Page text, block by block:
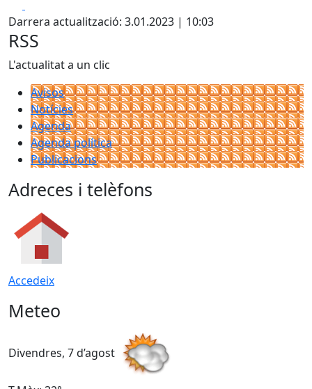
Darrera actualització: 3.01.2023 | 10:03
RSS
L'actualitat a un clic
Avisos
Notícies
Agenda
Agenda política
Publicacions
Adreces i telèfons
Accedeix
Meteo
Divendres, 7 d’agost